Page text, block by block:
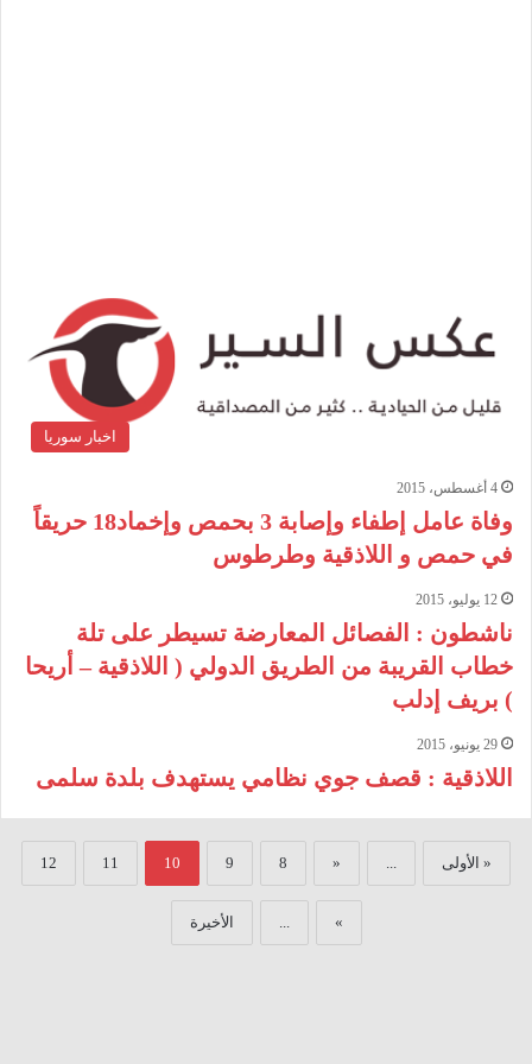
اخبار سوريا
4 أغسطس، 2015
وفاة عامل إطفاء وإصابة 3 بحمص وإخماد18 حريقاً
في حمص و اللاذقية وطرطوس
12 يوليو، 2015
ناشطون : الفصائل المعارضة تسيطر على تلة
خطاب القريبة من الطريق الدولي ( اللاذقية – أريحا
) بريف إدلب
29 يونيو، 2015
اللاذقية : قصف جوي نظامي يستهدف بلدة سلمى
« الأولى «
8
9
10
11
12
» الأخيرة